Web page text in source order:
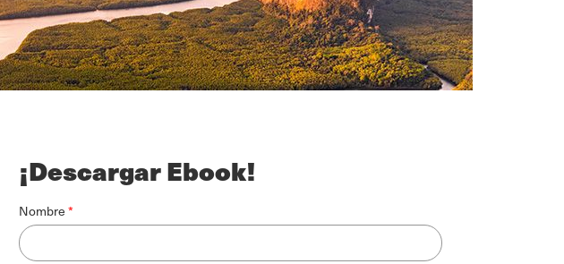
¡Descargar Ebook!
Nombre